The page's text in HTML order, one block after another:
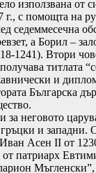
използвана от
с помощта на
седеммесечна
а Борил –
1241). Втори
титлата
и
Българска
неговото
и западни.
Асен II от
патриарх